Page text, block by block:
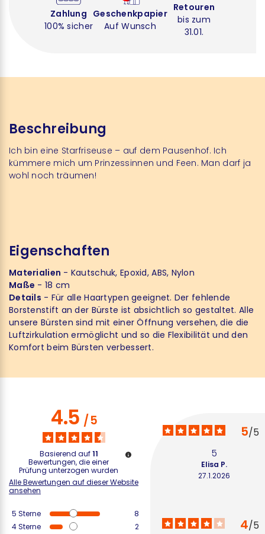
Zahlung
100% sicher
Geschenkpapier
Auf Wunsch
Retouren
bis zum
31.01.
Beschreibung
Ich bin eine Starfriseuse – auf dem Pausenhof. Ich
kümmere mich um Prinzessinnen und Feen. Man darf ja
wohl noch träumen!
Eigenschaften
Materialien - Kautschuk, Epoxid, ABS, Nylon
Maße - 18 cm
Details - Für alle Haartypen geeignet. Der fehlende
Borstenstift an der Bürste ist absichtlich so gestaltet. Alle
unsere Bürsten sind mit einer Öffnung versehen, die die
Luftzirkulation ermöglicht und so die Flexibilität und den
Komfort beim Bürsten verbessert.
4.5/5
Basierend auf11
Bewertungen, die einer
Prüfung unterzogen wurden
Alle Bewertungen auf dieser Website
ansehen
5 Sterne
8
4Sterne
2
5/5
5
27.1.2026
Elisa P.
4/5